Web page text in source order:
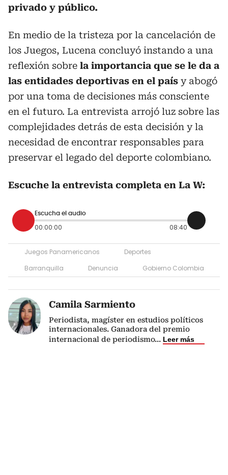
privado y público.
En medio de la tristeza por la cancelación de
los Juegos, Lucena concluyó instando a una
reflexión sobre la importancia que se le da a
las entidades deportivas en el país y abogó
por una toma de decisiones más consciente
en el futuro. La entrevista arrojó luz sobre las
complejidades detrás de esta decisión y la
necesidad de encontrar responsables para
preservar el legado del deporte colombiano.
Escuche la entrevista completa en La W:
Escucha el audio
00:00:00 08:40
Juegos Panamericanos
Deportes
Barranquilla
Denuncia Gobierno Colombia
Camila Sarmiento
Periodista, magíster en estudios políticos
internacionales. Ganadora del premio
internacional de periodismo... Leer más